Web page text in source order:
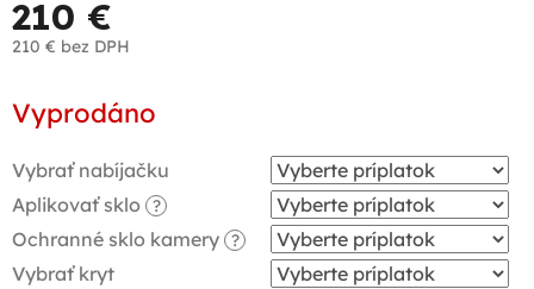
210 €
210 € bez DPH
cena:
Vyprodáno
Vybrať nabíjačku
Aplikovať sklo
?
Ochranné sklo kamery ?
Vybrať kryt